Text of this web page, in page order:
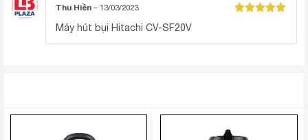
Máy có bộ lọc Hepa – Nano Titanium có khả năng
loại bỏ đến 99.9% vi khuẩn có hại, bụi bẩn, nấm
Thu Hiền – 13/03/2023
Máy hút bụi Hitachi CV-SF20V